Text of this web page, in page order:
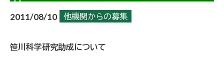
2011/08/10 他機関からの募集
笹川科学研究助成について